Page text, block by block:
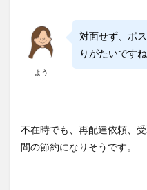
よう
対面せず、ポ
りがたいですね
不在時でも、再配達依頼、
間の節約になりそうです。